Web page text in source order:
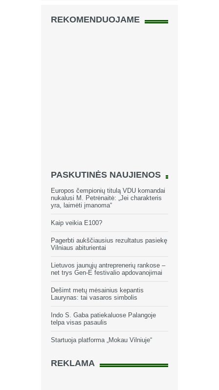
REKOMENDUOJAME
PASKUTINĖS NAUJIENOS
Europos čempionių titulą VDU komandai
nukalusi M. Petrėnaitė: „Jei charakteris
yra, laimėti įmanoma“
Kaip veikia E100?
Pagerbti aukščiausius rezultatus pasiekę
Vilniaus abiturientai
Lietuvos jaunųjų antreprenerių rankose –
net trys Gen-E festivalio apdovanojimai
Dešimt metų mėsainius kepantis
Laurynas: tai vasaros simbolis
Indo S. Gaba patiekaluose Palangoje
telpa visas pasaulis
Startuoja platforma „Mokau Vilniuje“
REKLAMA